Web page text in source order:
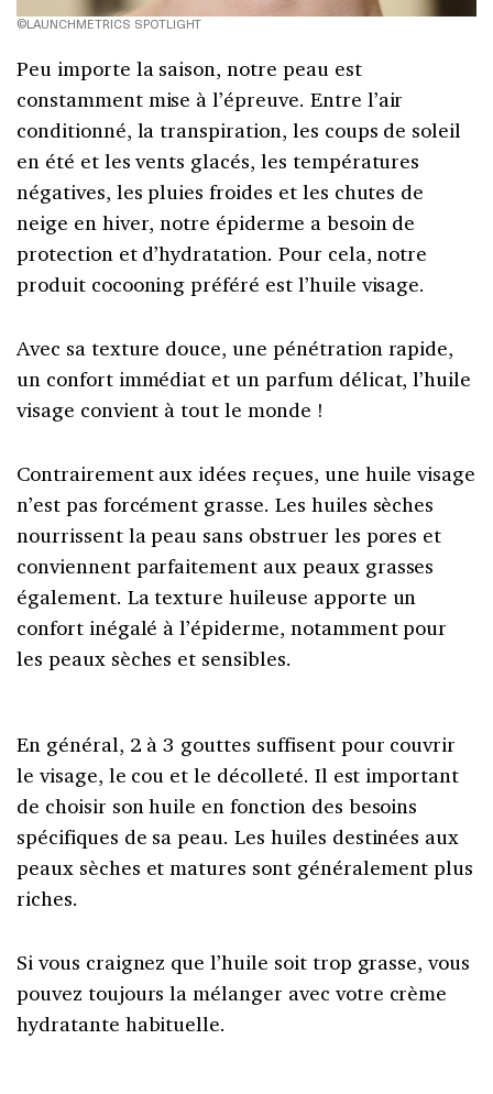
©LAUNCHMETRICS SPOTLIGHT
Peu importe la saison, notre peau est
constamment mise à l’épreuve. Entre l’air
conditionné, la transpiration, les coups de soleil
en été et les vents glacés, les températures
négatives, les pluies froides et les chutes de
neige en hiver, notre épiderme a besoin de
protection et d’hydratation. Pour cela, notre
produit cocooning préféré est l’huile visage.
Avec sa texture douce, une pénétration rapide,
un confort immédiat et un parfum délicat, l’huile
visage convient à tout le monde !
Contrairement aux idées reçues, une huile visage
n’est pas forcément grasse. Les huiles sèches
nourrissent la peau sans obstruer les pores et
conviennent parfaitement aux peaux grasses
également. La texture huileuse apporte un
confort inégalé à l’épiderme, notamment pour
les peaux sèches et sensibles.
En général, 2 à 3 gouttes suffisent pour couvrir
le visage, le cou et le décolleté. Il est important
de choisir son huile en fonction des besoins
spécifiques de sa peau. Les huiles destinées aux
peaux sèches et matures sont généralement plus
riches.
Si vous craignez que l’huile soit trop grasse, vous
pouvez toujours la mélanger avec votre crème
hydratante habituelle.